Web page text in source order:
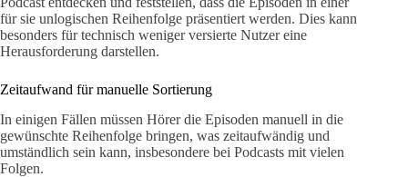
für sie unlogischen Reihenfolge präsentiert werden. Dies kann
besonders für technisch weniger versierte Nutzer eine
Herausforderung darstellen.
Zeitaufwand für manuelle Sortierung
In einigen Fällen müssen Hörer die Episoden manuell in die
gewünschte Reihenfolge bringen, was zeitaufwändig und
umständlich sein kann, insbesondere bei Podcasts mit vielen
Folgen.